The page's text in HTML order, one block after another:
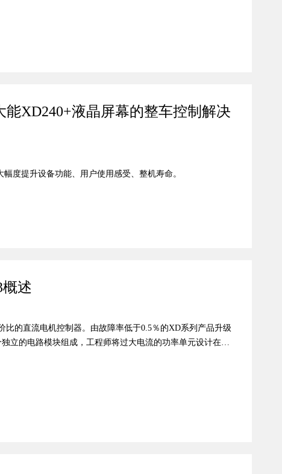
XD240+液晶屏幕的整车控制解决
度提升设备功能、用户使用感受、整机寿命。
述
的直流电机控制器。由故障率低于0.5％的XD系列产品升级
立的电路模块组成，工程师将过大电流的功率单元设计在独
的大功率应用场合，耐冲击性能好，更为可靠，缺点是成
的连接件。 因为叠层结构，充分利用了三维空间，所以这